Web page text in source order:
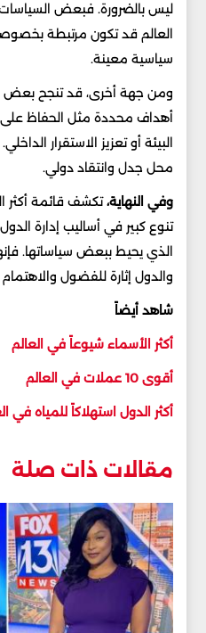
ليس بالضرورة. فبعض
العالم قد تكون مرتبطة
سياسية معينة.
ومن جهة أخرى، قد تنجح بعض
أهداف محددة مثل الحفاظ على
البيئة أو تعزيز الاستقرار
محل جدل وانتقاد دولي.
وفي النهاية،تكشف قائمة أكثر
تنوع كبير في أساليب إدارة
الذي يحيط ببعض سياساتها.
والدول إثارة للفضول
شاهد أيضاً
أكثر الأسماء شيوعاً في العالم
أقوى 10 عملات في العالم
أكثر الدول استهلاكاً للمياه في
مقالات ذات صلة